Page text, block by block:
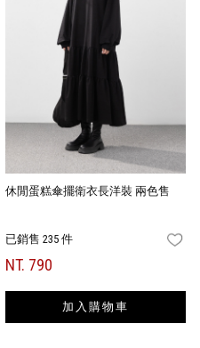
FAVORITES
休閒蛋糕傘擺衛衣長洋裝 兩色售
已銷售 235 件
NT. 790
加入購物車